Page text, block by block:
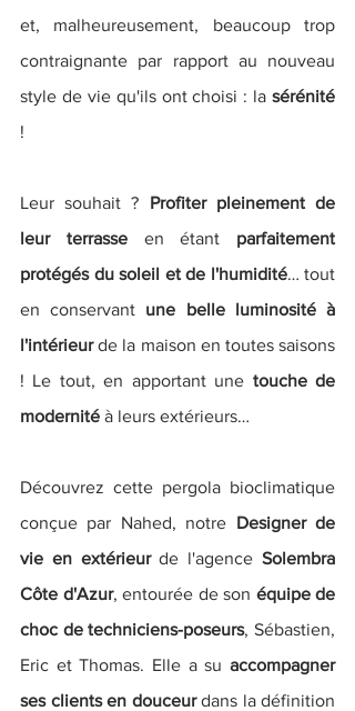
et, malheureusement, beaucoup trop
contraignante par rapport au nouveau
style de vie qu'ils ont choisi : la
!
Leur souhait ? Profiter pleinement de
leur terrasse en étant parfaitement
protégés du soleil et de l'humidité… tout
en conservant une belle luminosité à
l'intérieur de la maison en toutes saisons
! Le tout, en apportant une touche de
modernité à leurs extérieurs…
Découvrez cette pergola bioclimatique
conçue par Nahed, notre Designer de
vie en extérieur de l'agence Solembra
Côte d'Azur, entourée de son équipe de
choc de techniciens-poseurs, Sébastien,
Eric et Thomas. Elle a su accompagner
ses clients en douceur dans la définition